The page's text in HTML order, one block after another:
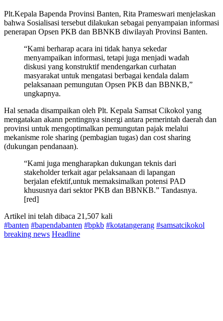
Plt.Kepala Bapenda Provinsi Banten, Rita Prameswari menjelaskan
bahwa Sosialisasi tersebut dilakukan sebagai penyampaian informasi
penerapan Opsen PKB dan BBNKB diwilayah Provinsi Banten.
“Kami berharap acara ini tidak hanya sekedar
menyampaikan informasi, tetapi juga menjadi wadah
diskusi yang konstruktif mendengarkan curhatan
masyarakat untuk mengatasi berbagai kendala dalam
pelaksanaan pemungutan Opsen PKB dan BBNKB,”
ungkapnya.
Hal senada disampaikan oleh Plt. Kepala Samsat Cikokol yang
mengatakan akann pentingnya sinergi antara pemerintah daerah dan
provinsi untuk mengoptimalkan pemungutan pajak melalui
mekanisme role sharing (pembagian tugas) dan cost sharing
(dukungan pendanaan).
“Kami juga mengharapkan dukungan teknis dari
stakeholder terkait agar pelaksanaan di lapangan
berjalan efektif,untuk memaksimalkan potensi PAD
khususnya dari sektor PKB dan BBNKB.” Tandasnya.
[red]
Artikel ini telah dibaca 21,507 kali
#banten #bapendabanten #bpkb #kotatangerang #samsatcikokol
breaking news Headline